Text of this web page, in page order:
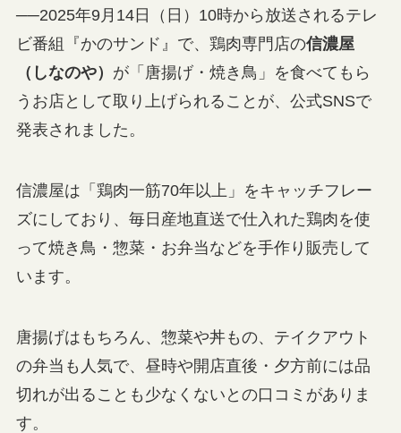
──2025年9月14日（日）10時から放送されるテレ
ビ番組『かのサンド』で、鶏肉専門店の信濃屋
（しなのや） が「唐揚げ・焼き鳥」を食べてもら
うお店として取り上げられることが、公式SNSで
発表されました。
信濃屋は「鶏肉一筋70年以上」をキャッチフレー
ズにしており、毎日産地直送で仕入れた鶏肉を使
って焼き鳥・惣菜・お弁当などを手作り販売して
います。
唐揚げはもちろん、惣菜や丼もの、テイクアウト
の弁当も人気で、昼時や開店直後・夕方前には品
切れが出ることも少なくないとの口コミがありま
す。